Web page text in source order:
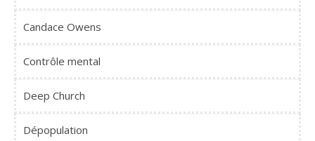
Candace Owens
Contrôle mental
Deep Church
Dépopulation